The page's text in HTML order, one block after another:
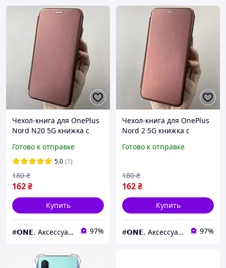
Чехол-книга для OnePlus
Nord N20 5G книжка с
ван плюс норд н20 5г
бордовая stn
Готово к отправке
5.0 (1)
162₴
180 ₴
Купить
#𝗢𝗡𝗘. Аксессуары к смартфонам 97%
Чехол-книга для OnePlus
Nord 2 5G книжка с
ван плюс норд 2 5г
Готово к отправке
162₴
180 ₴
Купить
#𝗢𝗡𝗘. Аксессуары к смартфонам 97%